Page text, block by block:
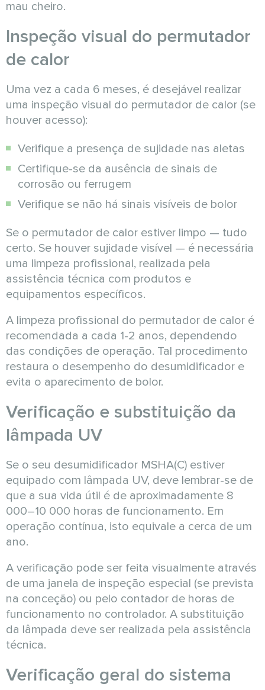
mau cheiro.
Inspeção visual do permutador
de calor
Uma vez a cada 6 meses, é desejável realizar
uma inspeção visual do permutador de calor (se
houver acesso):
Verifique a presença de sujidade nas aletas
Certifique-se da ausência de sinais de
corrosão ou ferrugem
Verifique se não há sinais visíveis de bolor
Se o permutador de calor estiver limpo — tudo
certo. Se houver sujidade visível — é necessária
uma limpeza profissional, realizada pela
assistência técnica com produtos e
equipamentos específicos.
A limpeza profissional do permutador de calor é
recomendada a cada 1-2 anos, dependendo
das condições de operação. Tal procedimento
restaura o desempenho do desumidificador e
evita o aparecimento de bolor.
Verificação e substituição da
lâmpada UV
Se o seu desumidificador MSHA(C) estiver
equipado com lâmpada UV, deve lembrar-se de
que a sua vida útil é de aproximadamente 8
000–10 000 horas de funcionamento. Em
operação contínua, isto equivale a cerca de um
ano.
A verificação pode ser feita visualmente através
de uma janela de inspeção especial (se prevista
na conceção) ou pelo contador de horas de
funcionamento no controlador. A substituição
da lâmpada deve ser realizada pela assistência
técnica.
Verificação geral do sistema